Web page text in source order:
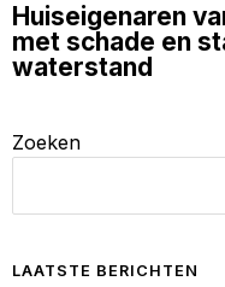
Huiseigenaren
met schade en
waterstand
Zoeken
LAATSTE BERICHTEN